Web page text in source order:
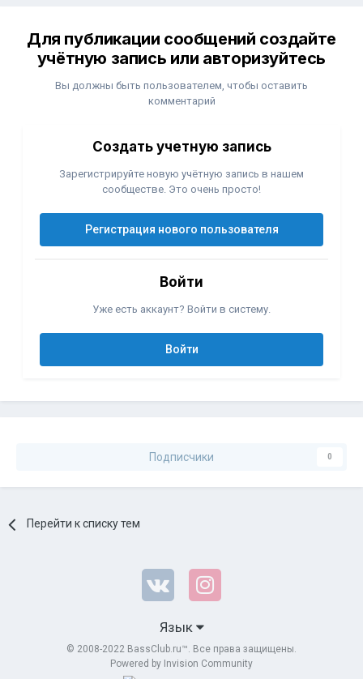
Для публикации сообщений создайте
учётную запись или авторизуйтесь
Вы должны быть пользователем, чтобы оставить
комментарий
Создать учетную запись
Зарегистрируйте новую учётную запись в нашем
сообществе. Это очень просто!
Регистрация нового пользователя
Войти
Уже есть аккаунт? Войти в систему.
Войти
Подписчики 0
Перейти к списку тем
Язык
© 2008-2022 BassClub.ru™. Все права защищены.
Powered by Invision Community